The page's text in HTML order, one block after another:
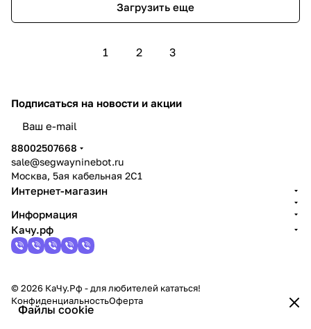
Загрузить еще
1 2 3
Файлы cookie
Подписаться на новости и акции
88002507668
sale@segwayninebot.ru
Москва, 5ая кабельная 2С1
Интернет-магазин
Информация
Качу.рф
© 2026 КаЧу.Рф - для любителей кататься!
КонфиденциальностьОферта